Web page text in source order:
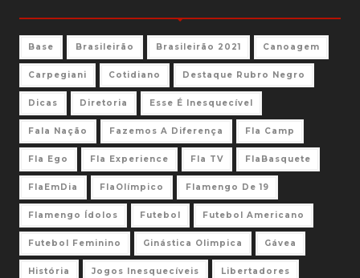
Base Brasileirão Brasileirão 2021 Canoagem
Carpegiani Cotidiano Destaque Rubro Negro
Dicas Diretoria Esse É Inesquecível
Fala Nação Fazemos A Diferença Fla Camp
Fla Ego Fla Experience Fla TV FlaBasquete
FlaEmDia FlaOlímpico Flamengo De 19
Flamengo Ídolos Futebol Futebol Americano
Futebol Feminino Ginástica Olimpica Gávea
História Jogos Inesquecíveis Libertadores